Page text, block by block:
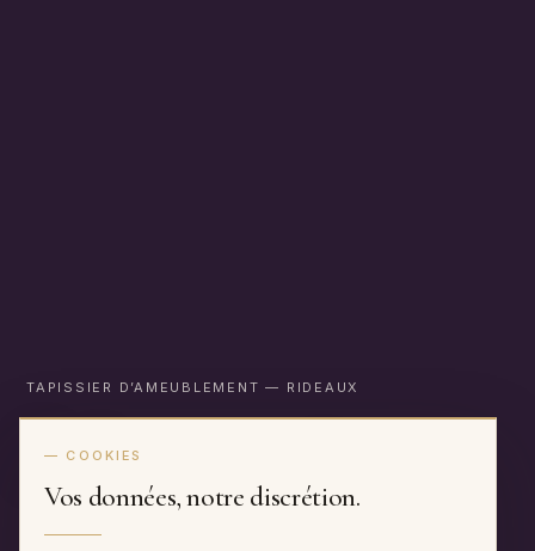
TAPISSIER D’AMEUBLEMENT — RIDEAUX
Rideaux
Du choix du tissu à la pose à domicile : des
— COOKIES
Vos données, notre discrétion.